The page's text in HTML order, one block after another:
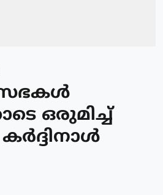
ഒരുമിച്ച്